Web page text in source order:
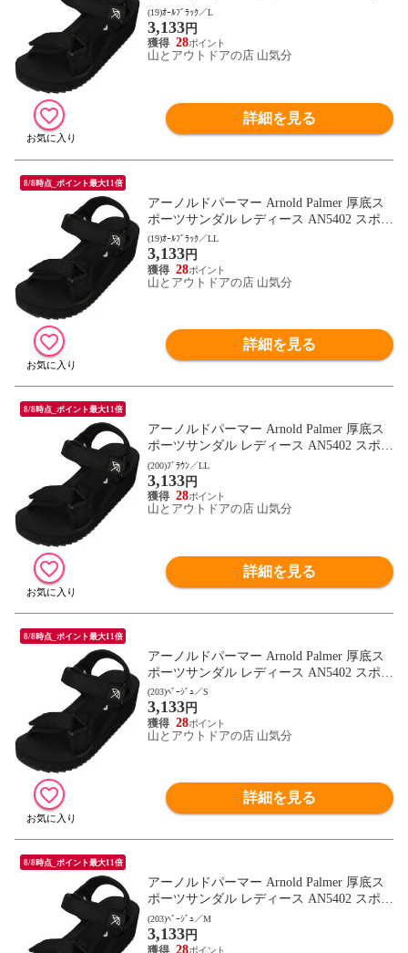
ン 靴 シューズ ストラップ ベルクロ 通勤
通学 デイリー キャンプ レジャー トラベル
フットウェア AN5402 オｰルブラック
(19)ｵｰﾙﾌﾞﾗｯｸ／L
3,133円
28
山とアウトドアの店 山気分
詳細を見る
8/8時点_ポイント最大11倍
アーノルドパーマー Arnold Palmer 厚底ス
ポーツサンダル レディース AN5402 スポサ
ン 靴 シューズ ストラップ ベルクロ 通勤
通学 デイリー キャンプ レジャー トラベル
フットウェア AN5402 オｰルブラック
(19)ｵｰﾙﾌﾞﾗｯｸ／LL
3,133円
28
山とアウトドアの店 山気分
詳細を見る
8/8時点_ポイント最大11倍
アーノルドパーマー Arnold Palmer 厚底ス
ポーツサンダル レディース AN5402 スポサ
ン 靴 シューズ ストラップ ベルクロ 通勤
通学 デイリー キャンプ レジャー トラベル
フットウェア AN5402 ブラウン
(200)ﾌﾞﾗｳﾝ／LL
3,133円
28
山とアウトドアの店 山気分
詳細を見る
8/8時点_ポイント最大11倍
アーノルドパーマー Arnold Palmer 厚底ス
ポーツサンダル レディース AN5402 スポサ
ン 靴 シューズ ストラップ ベルクロ 通勤
通学 デイリー キャンプ レジャー トラベル
フットウェア AN5402 ベｰジュ
(203)ﾍﾞｰｼﾞｭ／S
3,133円
28
山とアウトドアの店 山気分
詳細を見る
8/8時点_ポイント最大11倍
アーノルドパーマー Arnold Palmer 厚底ス
ポーツサンダル レディース AN5402 スポサ
ン 靴 シューズ ストラップ ベルクロ 通勤
通学 デイリー キャンプ レジャー トラベル
フットウェア AN5402 ベｰジュ
(203)ﾍﾞｰｼﾞｭ／M
3,133円
28